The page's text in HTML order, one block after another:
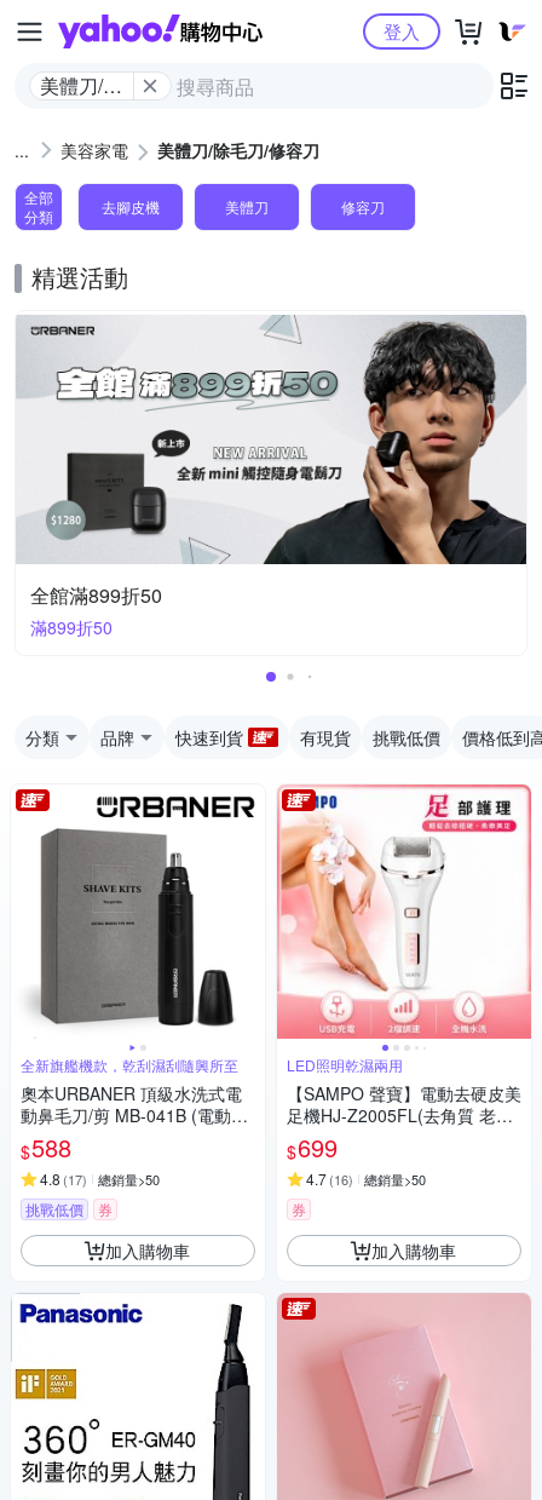
Yahoo購物中心
美體刀/除
刀
登入
美容家電 美體刀/除毛刀/修容刀
全部
分類
去腳皮機 美體刀 修容刀
精選活動
全館滿899折50
滿899折50
分類 品牌 快速到貨 有現貨 挑戰低價 價格低到
全新旗艦機款，乾刮濕刮隨興所至
奧本URBANER 頂級水洗式電
動鼻毛刀/剪 MB-041B (電動鼻
毛刀/鼻毛剪/電動鼻毛剪/鼻毛/
鼻毛修剪器/電動鼻毛修剪器)
$588
4.8 (17) 總銷量>50
挑戰低價 券
加入購物車
LED照明乾濕兩用
【SAMPO 聲寶】電動去硬皮美
足機HJ-Z2005FL(去角質 老繭
修足 去除死皮)
$699
4.7(16) 總銷量>50
券
加入購物車